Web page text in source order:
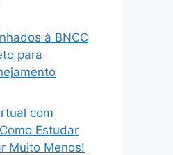
à BNCC
para
com
Estudar
Muito Menos!